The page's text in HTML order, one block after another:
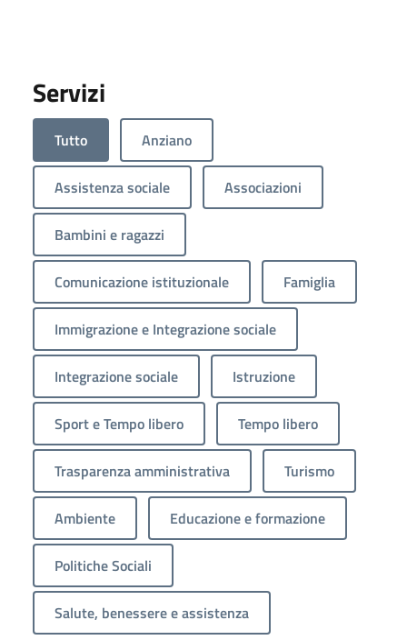
Servizi
Tutto Anziano
Assistenza sociale Associazioni
Bambini e ragazzi
Comunicazione istituzionale Famiglia
Immigrazione e Integrazione sociale
Integrazione sociale Istruzione
Sport e Tempo libero Tempo libero
Trasparenza amministrativa Turismo
Ambiente Educazione e formazione
Politiche Sociali
Salute, benessere e assistenza